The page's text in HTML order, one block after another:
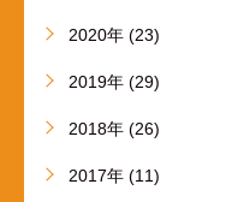
2020年 (23)
2019年 (29)
2018年 (26)
2017年 (11)